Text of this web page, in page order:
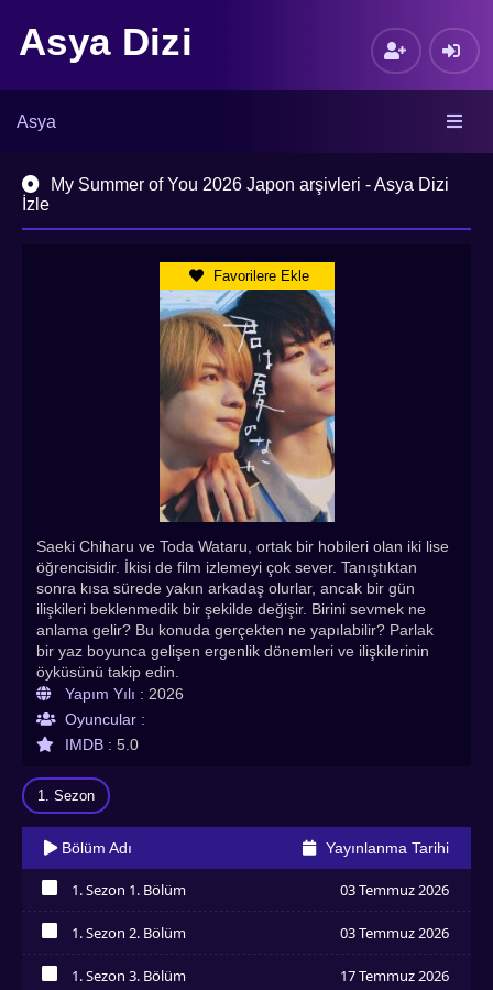
Asya Dizi
Asya
My Summer of You 2026 Japon arşivleri - Asya Dizi
İzle
Favorilere Ekle
Saeki Chiharu ve Toda Wataru, ortak bir hobileri olan iki lise
öğrencisidir. İkisi de film izlemeyi çok sever. Tanıştıktan
sonra kısa sürede yakın arkadaş olurlar, ancak bir gün
ilişkileri beklenmedik bir şekilde değişir. Birini sevmek ne
anlama gelir? Bu konuda gerçekten ne yapılabilir? Parlak
bir yaz boyunca gelişen ergenlik dönemleri ve ilişkilerinin
öyküsünü takip edin.
Yapım Yılı : 2026
Oyuncular :
IMDB : 5.0
1. Sezon
Bölüm Adı Yayınlanma Tarihi
1. Sezon 1. Bölüm 03 Temmuz 2026
1. Sezon 2. Bölüm 03 Temmuz 2026
1. Sezon 3. Bölüm 17 Temmuz 2026